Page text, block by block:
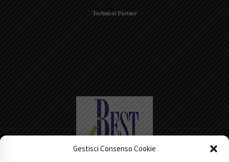
Gestisci Consenso Cookie
Technical Partner